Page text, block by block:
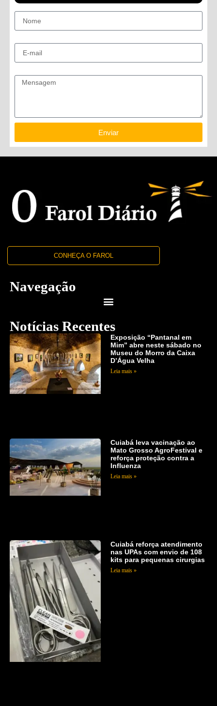
Enviar
CONHEÇA O FAROL
Navegação
Notícias Recentes
Exposição “Pantanal em
Mim” abre neste sábado no
Museu do Morro da Caixa
D’Água Velha
Leia mais »
Cuiabá leva vacinação ao
Mato Grosso AgroFestival e
reforça proteção contra a
Influenza
Leia mais »
Cuiabá reforça atendimento
nas UPAs com envio de 108
kits para pequenas cirurgias
Leia mais »